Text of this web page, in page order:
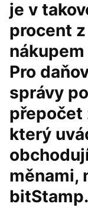
je v
procent
Pro
správy
přepočet
který
měnami,
bitStamp.